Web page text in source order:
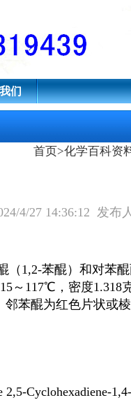
苯二酮
们
首页>化学百科资
4/27 14:36:12 发布
（1,2-苯醌）和对苯醌
～117℃，密度1.318
苯醌为红色片状或
Cyclohexadiene-